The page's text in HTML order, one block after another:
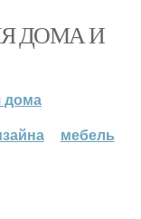
ДОМА И
дома
мебель